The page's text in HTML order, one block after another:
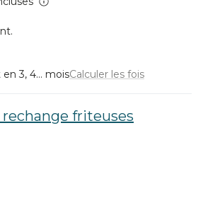
3, 4... moisCalculer les fois
rechange friteuses